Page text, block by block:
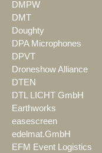
DMPW
DMT
Doughty
DPA Microphones
DPVT
Droneshow Alliance
DTEN
DTL LICHT GmbH
Earthworks
easescreen
edelmat.GmbH
EFM Event Logistics